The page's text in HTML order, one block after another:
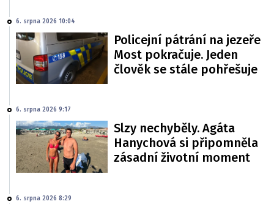
6. srpna 2026 10:04
Policejní pátrání na jezeře
Most pokračuje. Jeden
člověk se stále pohřešuje
6. srpna 2026 9:17
Slzy nechyběly. Agáta
Hanychová si připomněla
zásadní životní moment
6. srpna 2026 8:29